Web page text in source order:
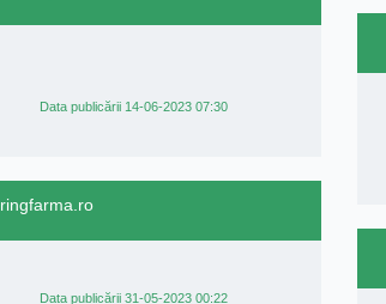
Data publicării 14-06-2023 07:30
Data publicării 31-05-2023 00:22